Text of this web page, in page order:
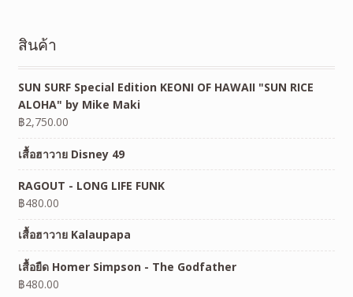
สินค้า
SUN SURF Special Edition KEONI OF HAWAII "SUN RICE
ALOHA" by Mike Maki
฿2,750.00
เสื้อฮาวาย Disney 49
RAGOUT - LONG LIFE FUNK
฿480.00
เสื้อฮาวาย Kalaupapa
เสื้อยืด Homer Simpson - The Godfather
฿480.00